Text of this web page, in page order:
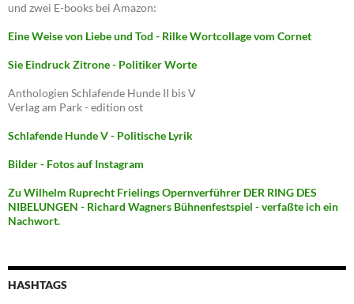
und zwei E-books bei Amazon:
Eine Weise von Liebe und Tod - Rilke Wortcollage vom Cornet
Sie Eindruck Zitrone - Politiker Worte
Anthologien Schlafende Hunde II bis V
Verlag am Park - edition ost
Schlafende Hunde V - Politische Lyrik
Bilder - Fotos auf Instagram
Zu Wilhelm Ruprecht Frielings Opernverführer DER RING DES
NIBELUNGEN - Richard Wagners Bühnenfestspiel - verfaßte ich ein
Nachwort.
HASHTAGS